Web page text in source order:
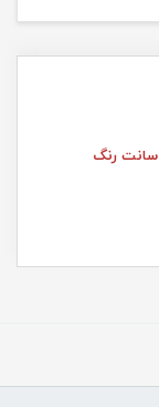
تگ دزدگیر صدفی RF فرکانس8/2 دارای قطر5 سانت رنگ